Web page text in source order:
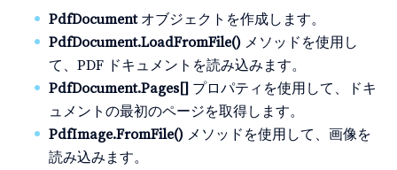
PdfDocumentオブジェクトを作成します。
PdfDocument.LoadFromFile() メソッドを使用し
て、PDF ドキュメントを読み込みます。
PdfDocument.Pages[] プロパティを使用して、ドキ
ュメントの最初のページを取得します。
PdfImage.FromFile() メソッドを使用して、画像を
読み込みます。